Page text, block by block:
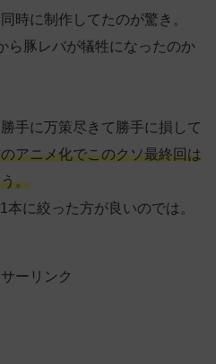
時に制作してたのが驚き。
ら豚レバが犠牲になったのか
手に万策尽きて勝手に損して
アニメ化でこのクソ最終回は
。
に絞った方が良いのでは。
ーリンク